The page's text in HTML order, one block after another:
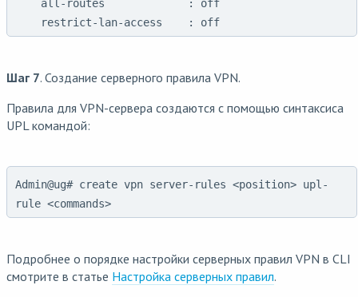
Шаг 7. Создание серверного правила VPN.
Правила для VPN-сервера создаются с помощью синтаксиса
UPL командой:
Admin@ug# create vpn server-rules <position> upl-
rule <commands>
Подробнее о порядке настройки серверных правил VPN в CLI
смотрите в статье Настройка серверных правил.